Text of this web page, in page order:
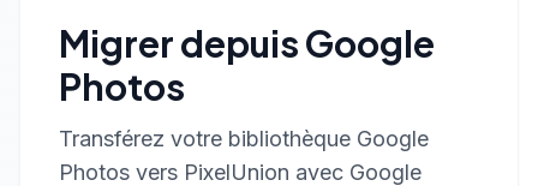
Migrer depuis Google
Photos
Transférez votre bibliothèque Google
Photos vers PixelUnion avec Google